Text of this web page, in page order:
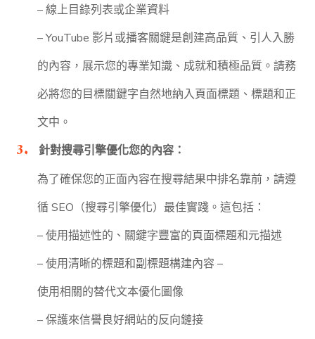
– 線上目錄列表或企業資料
– YouTube 影片或播客關鍵是創建高品質、引人入勝
的內容，展示您的專業知識、成就和積極品質。請務
必將您的目標關鍵字自然地納入頁面標題、標題和正
文中。
針對搜尋引擎優化您的內容：
為了確保您的正面內容在搜尋結果中排名靠前，請遵
循 SEO（搜尋引擎優化）最佳實踐。這包括：
– 使用描述性的、關鍵字豐富的頁面標題和元描述
– 使用清晰的標題和副標題構建內容 –
使用相關的替代文本優化圖像
– 保護來信譽良好網站的反向鏈接